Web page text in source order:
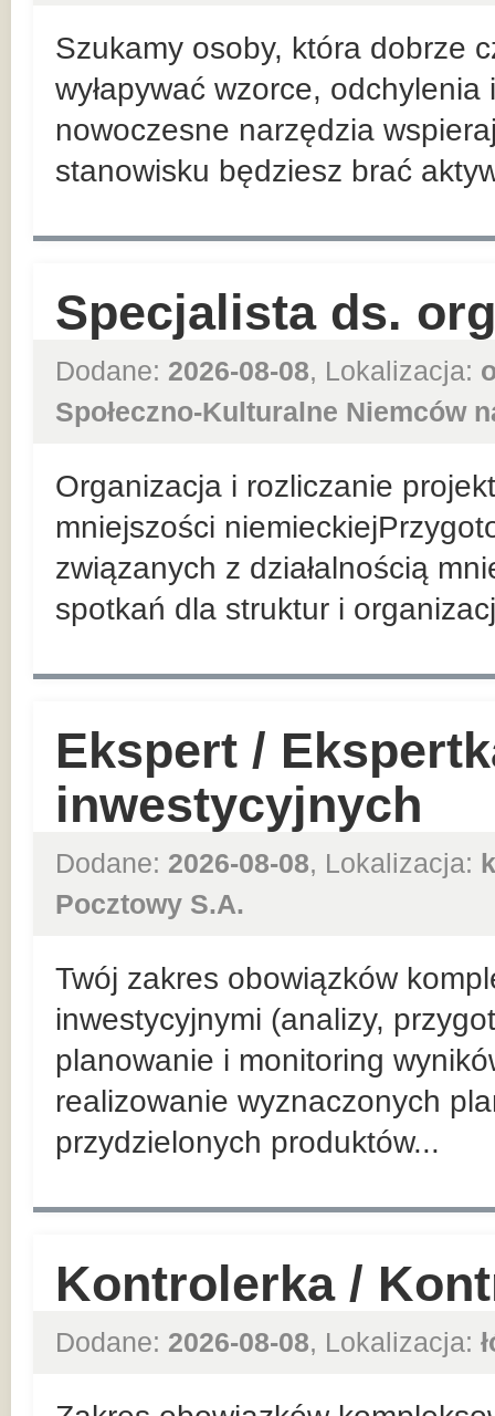
Szukamy osoby, która dobrze
wyłapywać wzorce,
nowoczesne narzędzia
stanowisku będziesz brać
Specjalista ds.
Dodane: 2026-08-08, Lokalizacja:
Społeczno-Kulturalne Niemców
Organizacja i rozliczanie
mniejszości
związanych z działalnością
spotkań dla struktur i
Ekspert /
inwestycyjnych
Dodane: 2026-08-08, Lokalizacja:
Pocztowy S.A.
Twój zakres obowiązków
inwestycyjnymi (analizy,
planowanie i monitoring
realizowanie wyznaczonych
przydzielonych produktów...
Kontrolerka /
Dodane: 2026-08-08, Lokalizacja: